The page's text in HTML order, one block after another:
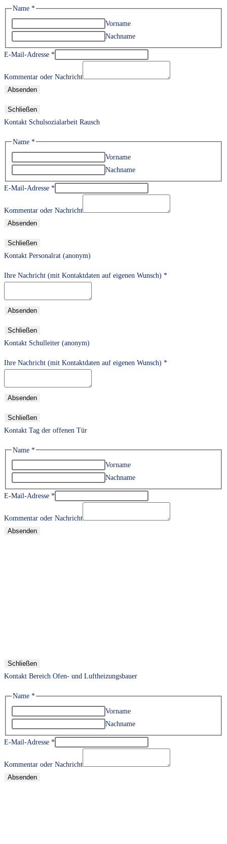
Name *
Vorname
Nachname
E-Mail-Adresse *
Kommentar oder Nachricht
Absenden
Schließen
Kontakt Schulsozialarbeit Rausch
Name *
Vorname
Nachname
E-Mail-Adresse *
Kommentar oder Nachricht
Absenden
Schließen
Kontakt Personalrat (anonym)
Ihre Nachricht (mit Kontaktdaten auf eigenen Wunsch) *
Absenden
Schließen
Kontakt Schulleiter (anonym)
Ihre Nachricht (mit Kontaktdaten auf eigenen Wunsch) *
Absenden
Schließen
Kontakt Tag der offenen Tür
Name *
Vorname
Nachname
E-Mail-Adresse *
Kommentar oder Nachricht
Absenden
Schließen
Kontakt Bereich Ofen- und Luftheizungsbauer
Name *
Vorname
Nachname
E-Mail-Adresse *
Kommentar oder Nachricht
Absenden